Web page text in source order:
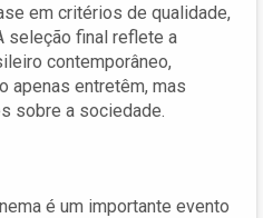
em critérios de qualidade,
seleção final reflete a
contemporâneo,
apenas entretêm, mas
sobre a sociedade.
é um importante evento